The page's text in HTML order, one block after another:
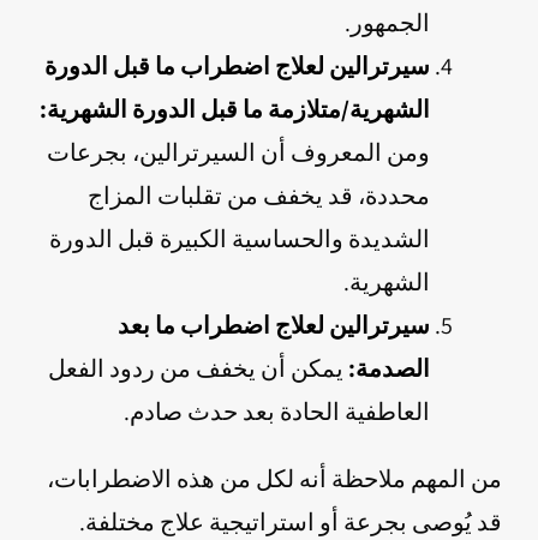
الجمهور.
سيرترالين لعلاج اضطراب ما قبل الدورة
الشهرية/متلازمة ما قبل الدورة الشهرية:
ومن المعروف أن السيرترالين، بجرعات
محددة، قد يخفف من تقلبات المزاج
الشديدة والحساسية الكبيرة قبل الدورة
الشهرية.
سيرترالين لعلاج اضطراب ما بعد
الصدمة: يمكن أن يخفف من ردود الفعل
العاطفية الحادة بعد حدث صادم.
من المهم ملاحظة أنه لكل من هذه الاضطرابات،
قد يُوصى بجرعة أو استراتيجية علاج مختلفة.